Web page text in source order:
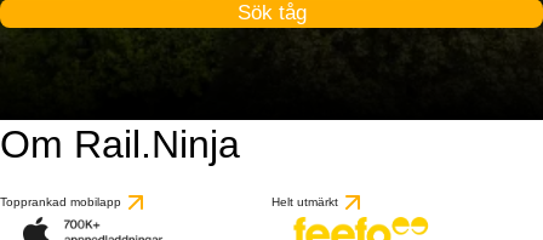
Sök tåg
Om Rail.Ninja
Topprankad mobilapp Helt utmärkt